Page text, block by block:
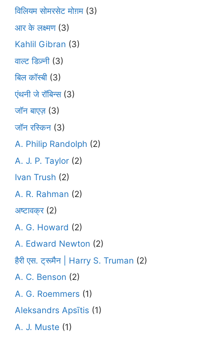
विलियम सोमरसेट मोग़म (3)
आर के लक्ष्मण(3)
Kahlil Gibran (3)
वाल्ट डिज़्नी (3)
बिल कॉस्बी (3)
एंथनी जे रॉबिन्स(3)
जॉन बाएज़ (3)
जॉन रस्किन (3)
A. Philip Randolph (2)
A. J. P. Taylor (2)
Ivan Trush (2)
A. R. Rahman (2)
अष्टावक्र(2)
A. G. Howard (2)
A. Edward Newton (2)
हैरी एस. ट्रूमैन | Harry S. Truman (2)
A. C. Benson (2)
A. G. Roemmers (1)
Aleksandrs Apsītis (1)
A. J. Muste (1)